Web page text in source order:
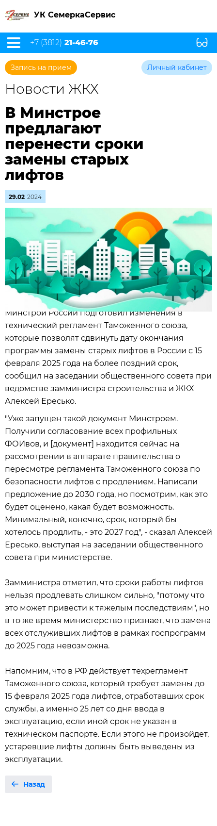
УК СемеркаСервис
+7 (3812) 21-46-76
Запись на прием Личный кабинет
Новости ЖКХ
В Минстрое
предлагают
перенести сроки
замены старых
лифтов
29.02 2024
Минстрой России подготовил изменения в
технический регламент Таможенного союза,
которые позволят сдвинуть дату окончания
программы замены старых лифтов в России с 15
февраля 2025 года на более поздний срок,
сообщил на заседании общественного совета при
ведомстве замминистра строительства и ЖКХ
Алексей Ересько.
"Уже запущен такой документ Минстроем.
Получили согласование всех профильных
ФОИвов, и [документ] находится сейчас на
рассмотрении в аппарате правительства о
пересмотре регламента Таможенного союза по
безопасности лифтов с продлением. Написали
предложение до 2030 года, но посмотрим, как это
будет оценено, какая будет возможность.
Минимальный, конечно, срок, который бы
хотелось продлить, - это 2027 год", - сказал Алексей
Ересько, выступая на заседании общественного
совета при министерстве.
Замминистра отметил, что сроки работы лифтов
нельзя продлевать слишком сильно, "потому что
это может привести к тяжелым последствиям", но
в то же время министерство признает, что замена
всех отслуживших лифтов в рамках госпрограмм
до 2025 года невозможна.
Напомним, что в РФ действует техрегламент
Таможенного союза, который требует замены до
15 февраля 2025 года лифтов, отработавших срок
службы, а именно 25 лет со дня ввода в
эксплуатацию, если иной срок не указан в
техническом паспорте. Если этого не произойдет,
устаревшие лифты должны быть выведены из
эксплуатации.
Назад